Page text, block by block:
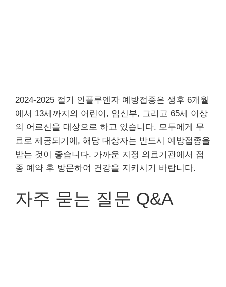
2024-2025 절기 인플루엔자 예방접종은 생후 6개월
에서 13세까지의 어린이, 임신부, 그리고 65세 이상
의 어르신을 대상으로 하고 있습니다. 모두에게 무
료로 제공되기에, 해당 대상자는 반드시 예방접종을
받는 것이 좋습니다. 가까운 지정 의료기관에서 접
종 예약 후 방문하여 건강을 지키시기 바랍니다.
자주 묻는 질문 Q&A